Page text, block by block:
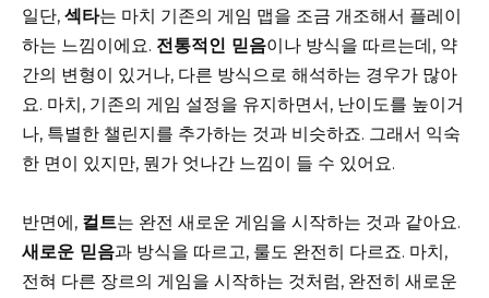
일단, 섹타는 마치 기존의 게임 맵을 조금 개조해서 플레이
하는 느낌이에요. 전통적인 믿음이나 방식을 따르는데, 약
간의 변형이 있거나, 다른 방식으로 해석하는 경우가 많아
요. 마치, 기존의 게임 설정을 유지하면서, 난이도를 높이거
나, 특별한 챌린지를 추가하는 것과 비슷하죠. 그래서 익숙
한 면이 있지만, 뭔가 엇나간 느낌이 들 수 있어요.
반면에, 컬트는 완전 새로운 게임을 시작하는 것과 같아요.
새로운 믿음과 방식을 따르고, 룰도 완전히 다르죠. 마치,
전혀 다른 장르의 게임을 시작하는 것처럼, 완전히 새로운